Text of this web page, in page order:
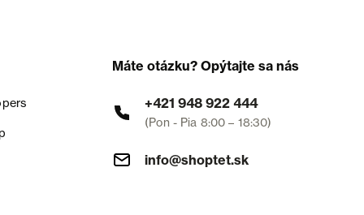
Máte otázku? Opýtajte sa nás
+421 948 922 444
(Pon - Pia 8:00 – 18:30)
info@shoptet.sk